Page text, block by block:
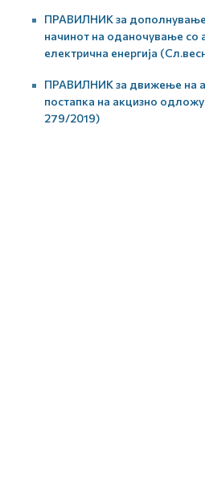
ПРАВИЛНИК за
начинот на оданочување со
електрична енергија
ПРАВИЛНИК за движење на
постапка на акцизно
279/2019)